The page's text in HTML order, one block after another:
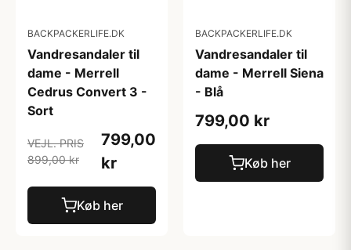
BACKPACKERLIFE.DK
Vandresandaler til
dame - Merrell
Cedrus Convert 3 -
Sort
VEJL. PRIS
899,00 kr
799,00
kr
Køb her
BACKPACKERLIFE.DK
Vandresandaler til
dame - Merrell Siena
- Blå
799,00 kr
Køb her